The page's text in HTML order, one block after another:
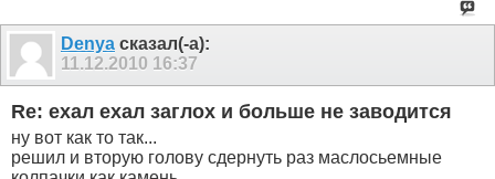
Denya сказал(-а):
11.12.2010 16:37
Re: ехал ехал заглох и больше не заводится
ну вот как то так...
решил и вторую голову сдернуть раз маслосьемные